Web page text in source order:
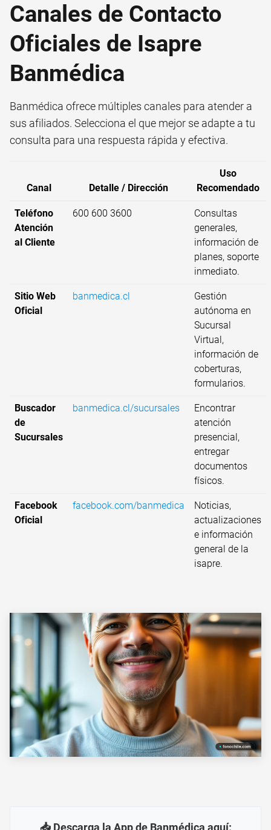
Canales de Contacto
Oficiales de Isapre
Banmédica
Banmédica ofrece múltiples canales para atender a
sus afiliados. Selecciona el que mejor se adapte a tu
consulta para una respuesta rápida y efectiva.
Canal Detalle / Dirección
Uso
Recomendado
Teléfono
Atención
al Cliente
600 600 3600
Consultas
generales,
información de
planes, soporte
inmediato.
Sitio Web
Oficial
banmedica.cl
Gestión
autónoma en
Sucursal
Virtual,
información de
coberturas,
formularios.
Buscador
de
Sucursales
banmedica.cl/sucursales
Encontrar
atención
presencial,
entregar
documentos
físicos.
Facebook
Oficial
facebook.com/banmedica
Noticias,
actualizaciones
e información
general de la
isapre.
📥 Descarga la App de Banmédica aquí: